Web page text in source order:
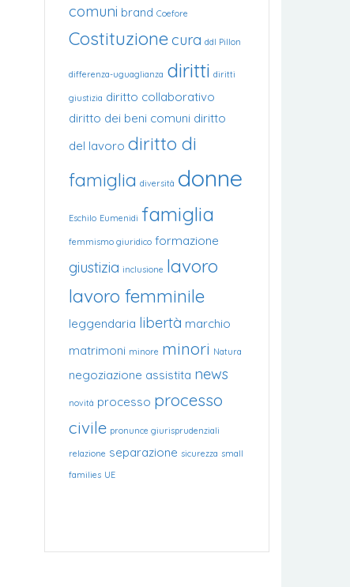
comuni brand Coefore
Costituzione cura ddl Pillon
differenza-uguaglianza diritti diritti
giustizia diritto collaborativo
diritto dei beni comuni diritto
del lavoro diritto di
famiglia diversità donne
Eschilo Eumenidi famiglia
femmismo giuridico formazione
giustizia inclusione lavoro
lavoro femminile
leggendaria libertà marchio
matrimoni minore minori Natura
negoziazione assistita news
novità processo processo
civile pronunce giurisprudenziali
relazione separazione sicurezza small
families UE